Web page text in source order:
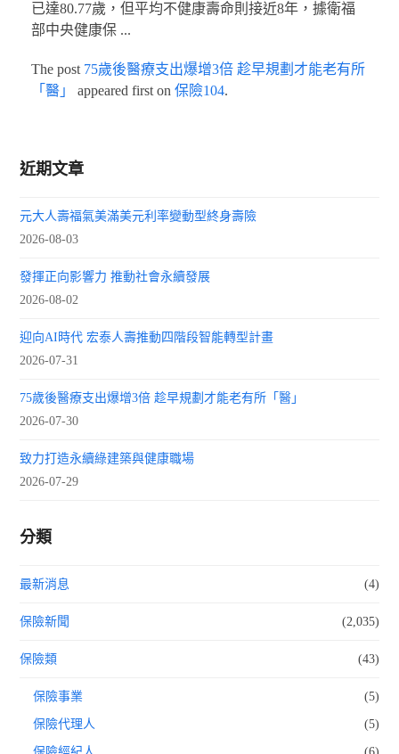
已達80.77歲，但平均不健康壽命則接近8年，據衛福
部中央健康保 ...
The post 75歲後醫療支出爆增3倍 趁早規劃才能老有所
「醫」
appeared first on 保險104.
近期文章
元大人壽福氣美滿美元利率變動型終身壽險
2026-08-03
發揮正向影響力 推動社會永續發展
2026-08-02
迎向AI時代 宏泰人壽推動四階段智能轉型計畫
2026-07-31
75歲後醫療支出爆增3倍 趁早規劃才能老有所「醫」
2026-07-30
致力打造永續綠建築與健康職場
2026-07-29
分類
最新消息 (4)
保險新聞 (2,035)
保險類 (43)
保險事業 (5)
保險代理人 (5)